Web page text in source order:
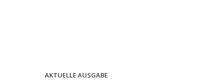
AKTUELLE AUSGABE